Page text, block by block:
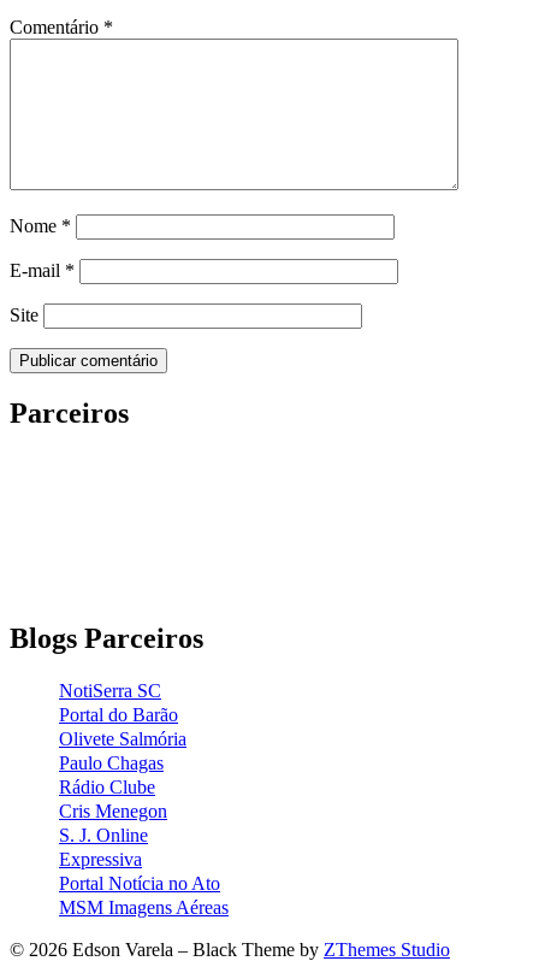
Comentário *
Nome *
E-mail *
Site
Parceiros
Blogs Parceiros
NotiSerra SC
Portal do Barão
Olivete Salmória
Paulo Chagas
Rádio Clube
Cris Menegon
S. J. Online
Expressiva
Portal Notícia no Ato
MSM Imagens Aéreas
© 2026 Edson Varela – Black Theme by ZThemes Studio